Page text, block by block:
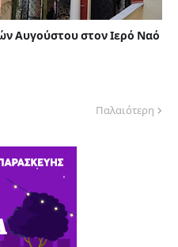
Αυγούστου στον Ιερό Ναό
Παλαιότερη